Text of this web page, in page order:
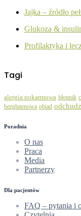
Jajka – źródło
Glukoza &
Profilaktyka i
Tagi
alergia pokarmowa błonnik
bezglutenowa obiad
Poradnia
O nas
Praca
Media
Partnerzy
Dla pacjentów
FAQ – pytania i